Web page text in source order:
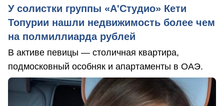
У солистки группы «А'Студио» Кети
Топурии нашли недвижимость более чем
на полмиллиарда рублей
В активе певицы — столичная квартира,
подмосковный особняк и апартаменты в ОАЭ.